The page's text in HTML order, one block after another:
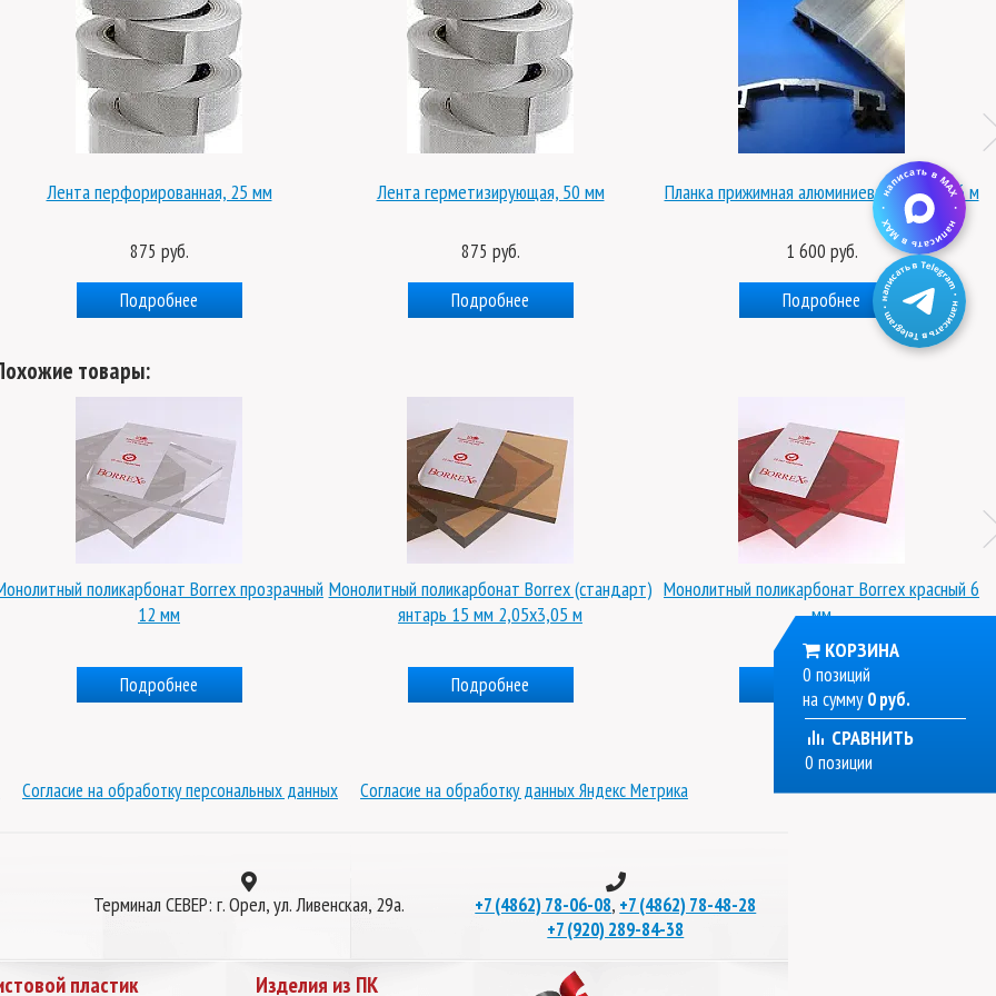
Лента перфорированная, 25 мм
875 руб.
Подробнее
Лента герметизирующая, 50 мм
875 руб.
Подробнее
Планка прижимная алюминиевая верхняя 6 м
1 600 руб.
Подробнее
товары:
поликарбонат Borrex прозрачный
12 мм
Подробнее
Монолитный поликарбонат Borrex (стандарт)
янтарь 15 мм 2,05х3,05 м
Подробнее
Монолитный поликарбонат Borrex красный 6
мм
Подробнее
Согласие на обработку персональных данных Согласие на обработку данных Яндекс Метрика
Терминал СЕВЕР: г. Орел, ул. Ливенская, 29а. +7 (4862) 78-06-08, +7 (4862) 78-48-28
+7 (920) 289-84-38
пластик Изделия из ПК
КОРЗИНА
0 позиций
на сумму0 руб.
СРАВНИТЬ
0 позиции